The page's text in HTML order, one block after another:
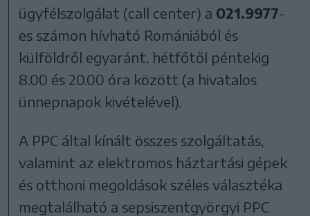
ügyfélszolgálat (call center) a 021.9977-
es számon hívható Romániából és
külföldről egyaránt, hétfőtől péntekig
8.00 és 20.00 óra között (a hivatalos
ünnepnapok kivételével).
A PPC által kínált összes szolgáltatás,
valamint az elektromos háztartási gépek
és otthoni megoldások széles választéka
megtalálható a sepsiszentgyörgyi PPC